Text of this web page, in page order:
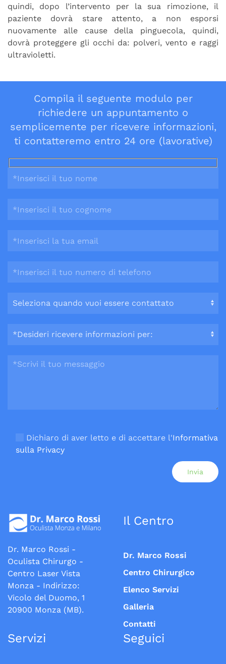
quindi, dopo l’intervento per la sua rimozione, il
paziente dovrà stare attento, a non esporsi
nuovamente alle cause della pinguecola, quindi,
dovrà proteggere gli occhi da: polveri, vento e raggi
ultravioletti.
Compila il seguente modulo per
richiedere un appuntamento o
semplicemente per ricevere informazioni,
ti contatteremo entro 24 ore (lavorative)
Dichiaro di aver letto e di accettare l'Informativa
sulla Privacy
Dr. Marco Rossi -
Oculista Chirurgo -
Centro Laser Vista
Monza - Indirizzo:
Vicolo del Duomo, 1
20900 Monza (MB).
Il Centro
Dr. Marco Rossi
Centro Chirurgico
Elenco Servizi
Galleria
Contatti
Servizi Seguici